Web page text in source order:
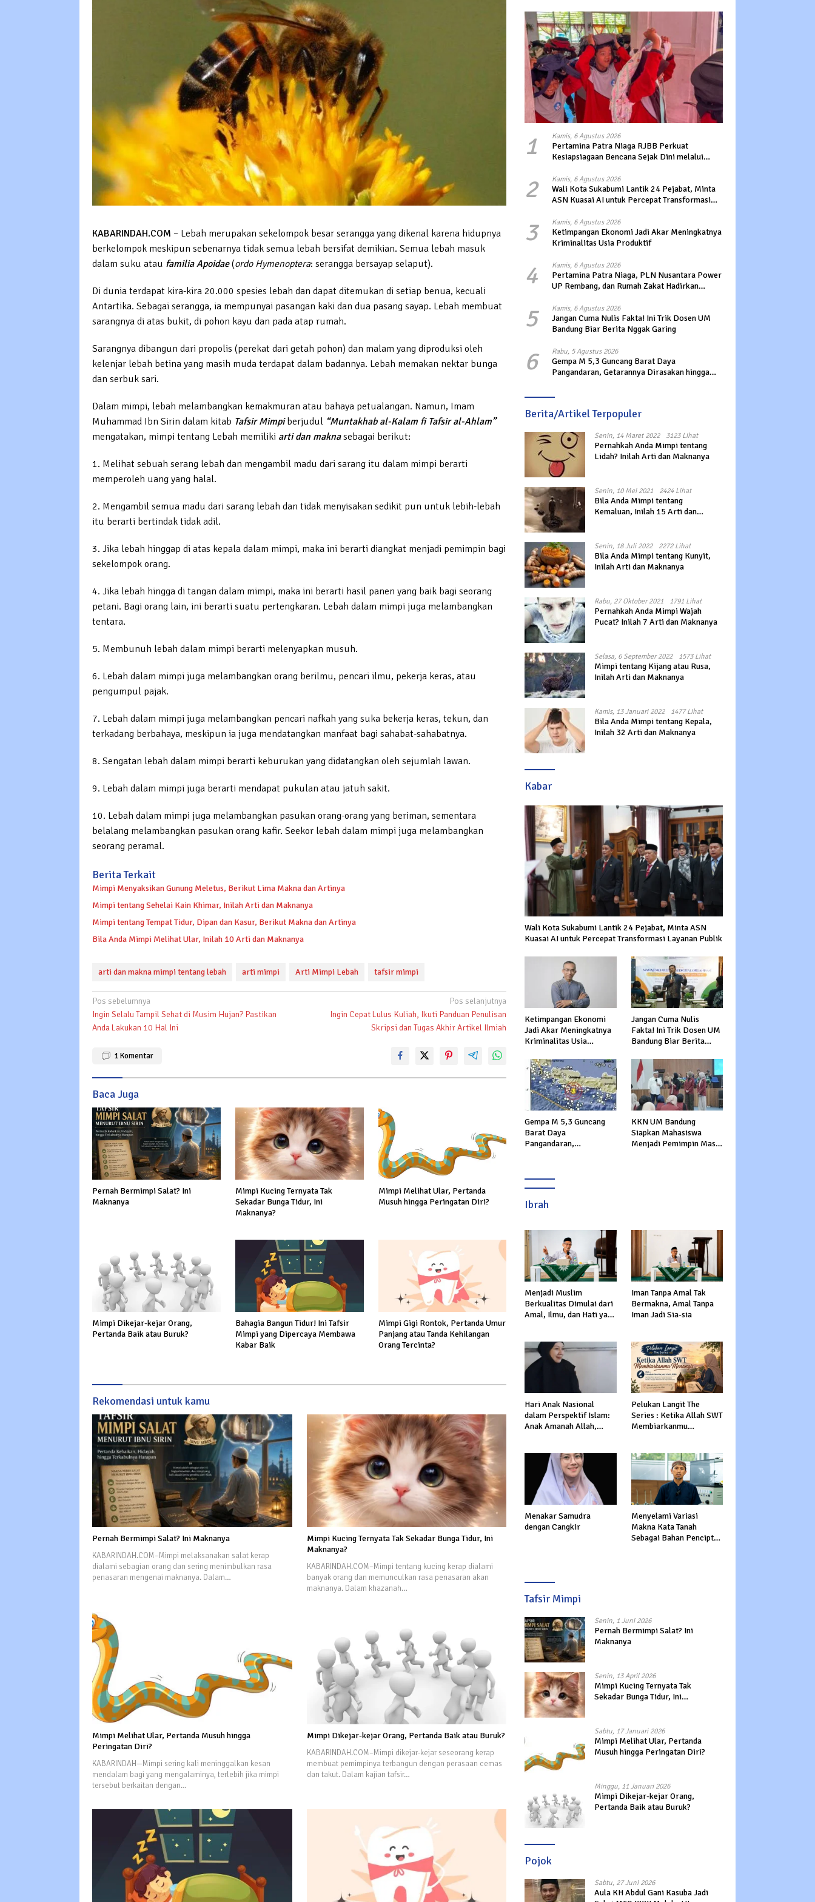
KABARINDAH.COM – Lebah merupakan sekelompok besar serangga yang dikenal karena hidupnya
berkelompok meskipun sebenarnya tidak semua lebah bersifat demikian. Semua lebah masuk
dalam suku atau familia Apoidae(ordo Hymenoptera: serangga bersayap selaput).
Di dunia terdapat kira-kira 20.000 spesies lebah dan dapat ditemukan di setiap benua, kecuali
Antartika. Sebagai serangga, ia mempunyai pasangan kaki dan dua pasang sayap. Lebah membuat
sarangnya di atas bukit, di pohon kayu dan pada atap rumah.
Sarangnya dibangun dari propolis (perekat dari getah pohon) dan malam yang diproduksi oleh
kelenjar lebah betina yang masih muda terdapat dalam badannya. Lebah memakan nektar bunga
dan serbuk sari.
Dalam mimpi, lebah melambangkan kemakmuran atau bahaya petualangan. Namun, Imam
Muhammad Ibn Sirin dalam kitab Tafsir Mimpiberjudul “Muntakhab al-Kalam fi Tafsir al-Ahlam”
mengatakan, mimpi tentang Lebah memiliki arti dan maknasebagai berikut:
1. Melihat sebuah serang lebah dan mengambil madu dari sarang itu dalam mimpi berarti
memperoleh uang yang halal.
2. Mengambil semua madu dari sarang lebah dan tidak menyisakan sedikit pun untuk lebih-lebah
itu berarti bertindak tidak adil.
3. Jika lebah hinggap di atas kepala dalam mimpi, maka ini berarti diangkat menjadi pemimpin bagi
sekelompok orang.
4. Jika lebah hingga di tangan dalam mimpi, maka ini berarti hasil panen yang baik bagi seorang
petani. Bagi orang lain, ini berarti suatu pertengkaran. Lebah dalam mimpi juga melambangkan
tentara.
5. Membunuh lebah dalam mimpi berarti melenyapkan musuh.
6. Lebah dalam mimpi juga melambangkan orang berilmu, pencari ilmu, pekerja keras, atau
pengumpul pajak.
7. Lebah dalam mimpi juga melambangkan pencari nafkah yang suka bekerja keras, tekun, dan
terkadang berbahaya, meskipun ia juga mendatangkan manfaat bagi sahabat-sahabatnya.
8. Sengatan lebah dalam mimpi berarti keburukan yang didatangkan oleh sejumlah lawan.
9. Lebah dalam mimpi juga berarti mendapat pukulan atau jatuh sakit.
10. Lebah dalam mimpi juga melambangkan pasukan orang-orang yang beriman, sementara
belalang melambangkan pasukan orang kafir. Seekor lebah dalam mimpi juga melambangkan
seorang peramal.
Berita Terkait
Mimpi Menyaksikan Gunung Meletus, Berikut Lima Makna dan Artinya
Mimpi tentang Sehelai Kain Khimar, Inilah Arti dan Maknanya
Mimpi tentang Tempat Tidur, Dipan dan Kasur, Berikut Makna dan Artinya
Bila Anda Mimpi Melihat Ular, Inilah 10 Arti dan Maknanya
arti dan makna mimpi tentang lebah arti mimpi Arti Mimpi Lebah tafsir mimpi
Navigasi
pos
Pos sebelumnya
Ingin Selalu Tampil Sehat di Musim Hujan? Pastikan
Anda Lakukan 10 Hal Ini
Pos selanjutnya
Ingin Cepat Lulus Kuliah, Ikuti Panduan Penulisan
Skripsi dan Tugas Akhir Artikel Ilmiah
1Komentar
Baca Juga
Pernah Bermimpi Salat? Ini
Maknanya
Mimpi Kucing Ternyata Tak
Sekadar Bunga Tidur, Ini
Maknanya?
Mimpi Melihat Ular, Pertanda
Musuh hingga Peringatan Diri?
Mimpi Dikejar-kejar Orang,
Pertanda Baik atau Buruk?
Bahagia Bangun Tidur! Ini Tafsir
Mimpi yang Dipercaya Membawa
Kabar Baik
Mimpi Gigi Rontok, Pertanda Umur
Panjang atau Tanda Kehilangan
Orang Tercinta?
Rekomendasi untuk kamu
Pernah Bermimpi Salat? Ini Maknanya
KABARINDAH.COM–Mimpi melaksanakan salat kerap
dialami sebagian orang dan sering menimbulkan rasa
penasaran mengenai maknanya. Dalam…
Mimpi Kucing Ternyata Tak Sekadar Bunga Tidur, Ini
Maknanya?
KABARINDAH.COM–Mimpi tentang kucing kerap dialami
banyak orang dan memunculkan rasa penasaran akan
maknanya. Dalam khazanah…
Mimpi Melihat Ular, Pertanda Musuh hingga
Peringatan Diri?
KABARINDAH—Mimpi sering kali meninggalkan kesan
mendalam bagi yang mengalaminya, terlebih jika mimpi
tersebut berkaitan dengan…
Mimpi Dikejar-kejar Orang, Pertanda Baik atau Buruk?
KABARINDAH.COM–Mimpi dikejar-kejar seseorang kerap
membuat pemimpinya terbangun dengan perasaan cemas
dan takut. Dalam kajian tafsir…
1 Kamis, 6 Agustus 2026
Pertamina Patra Niaga RJBB Perkuat
Kesiapsiagaan Bencana Sejak Dini melalui
2 Kamis, 6 Agustus 2026
Wali Kota Sukabumi Lantik 24 Pejabat, Minta
ASN Kuasai AI untuk Percepat Transformasi
3 Kamis, 6 Agustus 2026
Ketimpangan Ekonomi Jadi Akar Meningkatnya
Kriminalitas Usia Produktif
4 Kamis, 6 Agustus 2026
Pertamina Patra Niaga, PLN Nusantara Power
UP Rembang, dan Rumah Zakat Hadirkan
Gempa di Sigi
5 Kamis, 6 Agustus 2026
Jangan Cuma Nulis Fakta! Ini Trik Dosen UM
Bandung Biar Berita Nggak Garing
6 Rabu, 5 Agustus 2026
Gempa M 5,3 Guncang Barat Daya
Pangandaran, Getarannya Dirasakan hingga
Berita/Artikel Terpopuler
Senin, 14 Maret 2022 3123 Lihat
Pernahkah Anda Mimpi tentang
Lidah? Inilah Arti dan Maknanya
Senin, 10 Mei 2021 2424 Lihat
Bila Anda Mimpi tentang
Kemaluan, Inilah 15 Arti dan
Senin, 18 Juli 2022 2272 Lihat
Bila Anda Mimpi tentang Kunyit,
Inilah Arti dan Maknanya
Rabu, 27 Oktober 2021 1791 Lihat
Pernahkah Anda Mimpi Wajah
Pucat? Inilah 7 Arti dan Maknanya
Selasa, 6 September 2022 1573 Lihat
Mimpi tentang Kijang atau Rusa,
Inilah Arti dan Maknanya
Kamis, 13 Januari 2022 1477 Lihat
Bila Anda Mimpi tentang Kepala,
Inilah 32 Arti dan Maknanya
Kabar
Wali Kota Sukabumi Lantik 24 Pejabat, Minta ASN
Kuasai AI untuk Percepat Transformasi Layanan Publik
Ketimpangan Ekonomi
Jadi Akar Meningkatnya
Kriminalitas Usia
Jangan Cuma Nulis
Fakta! Ini Trik Dosen UM
Bandung Biar Berita
Gempa M 5,3 Guncang
Barat Daya
Pangandaran,
KKN UM Bandung
Siapkan Mahasiswa
Menjadi Pemimpin Masa
Ibrah
Menjadi Muslim
Berkualitas Dimulai dari
Amal, Ilmu, dan Hati yang
Iman Tanpa Amal Tak
Bermakna, Amal Tanpa
Iman Jadi Sia-sia
Hari Anak Nasional
dalam Perspektif Islam:
Anak Amanah Allah,
Pelukan Langit The
Series : Ketika Allah SWT
Membiarkanmu
Menakar Samudra
dengan Cangkir
Menyelami Variasi
Makna Kata Tanah
Sebagai Bahan Pencipta
Tafsir Mimpi
Senin, 1 Juni 2026
Pernah Bermimpi Salat? Ini
Maknanya
Senin, 13 April 2026
Mimpi Kucing Ternyata Tak
Sekadar Bunga Tidur, Ini
Sabtu, 17 Januari 2026
Mimpi Melihat Ular, Pertanda
Musuh hingga Peringatan Diri?
Minggu, 11 Januari 2026
Mimpi Dikejar-kejar Orang,
Pertanda Baik atau Buruk?
Pojok
Sabtu, 27 Juni 2026
Aula KH Abdul Gani Kasuba Jadi